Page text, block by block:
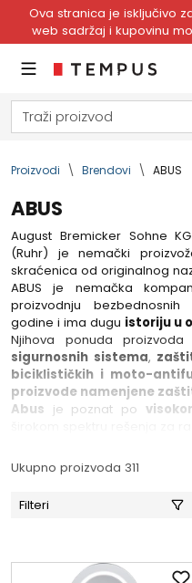
Ova stranica je isključivo
web sadržaj i kupovinu
Proizvodi Brendovi ABUS
ABUS
August Bremicker Sohne
(Ruhr) je nemački
skraćenica od originalnog
ABUS je nemačka
proizvodnju
godine i ima dugu istoriju u
Njihova ponuda
sigurnosnih sistema,
biciklističkih i moto-
proizvode namenjene
Abus je poznat po
Ukupno proizvoda 311
Filteri